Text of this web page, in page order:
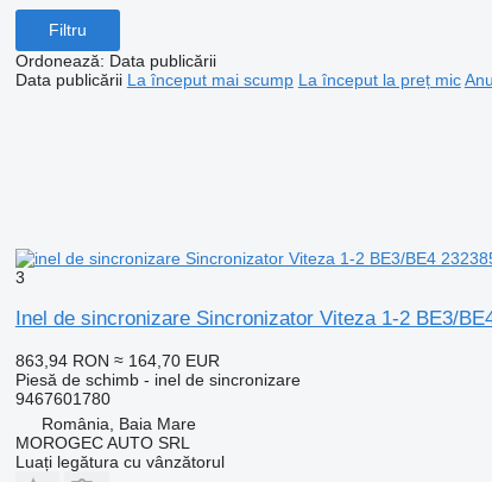
Filtru
Ordonează: Data publicării
Data publicării La început mai scump La început la preț mic
3
Inel de sincronizare Sincronizator Viteza 1-2 BE3/
863,94 RON ≈ 164,70 EUR
Piesă de schimb - inel de sincronizare
9467601780
România, Baia Mare
MOROGEC AUTO SRL
Luați legătura cu vânzătorul